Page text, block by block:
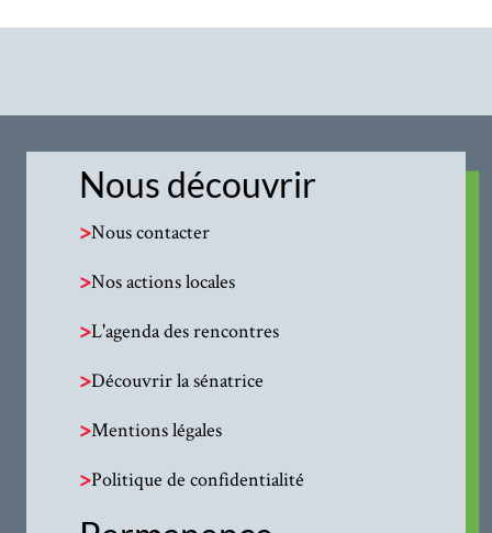
Nous découvrir
>Nous contacter
>Nos actions locales
>L'agenda des rencontres
>Découvrir la sénatrice
>Mentions légales
>Politique de confidentialité